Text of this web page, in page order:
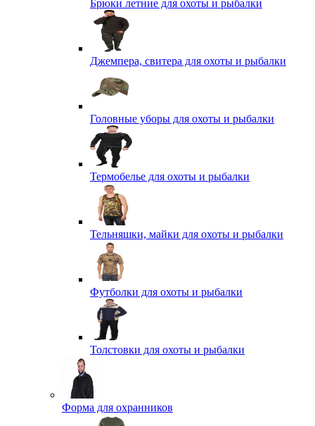
Брюки летние для охоты и рыбалки
Джемпера, свитера для охоты и рыбалки
Головные уборы для охоты и рыбалки
Термобелье для охоты и рыбалки
Тельняшки, майки для охоты и рыбалки
Футболки для охоты и рыбалки
Толстовки для охоты и рыбалки
Форма для охранников